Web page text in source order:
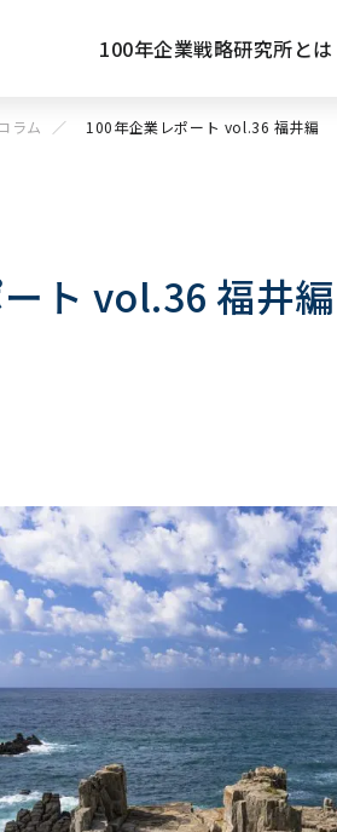
100年企業戦略研究所とは
コラム 100年企業レポート vol.36 福井編
ト vol.36 福井編